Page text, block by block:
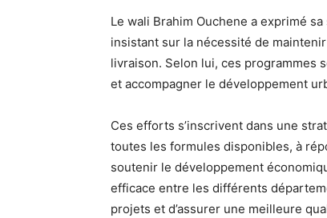
Le wali Brahim Ouchene a exprimé
insistant sur la nécessité de
livraison. Selon lui, ces programmes
et accompagner le développement
Ces efforts s’inscrivent dans une
toutes les formules disponibles, à
soutenir le développement
efficace entre les différents
projets et d’assurer une meilleure